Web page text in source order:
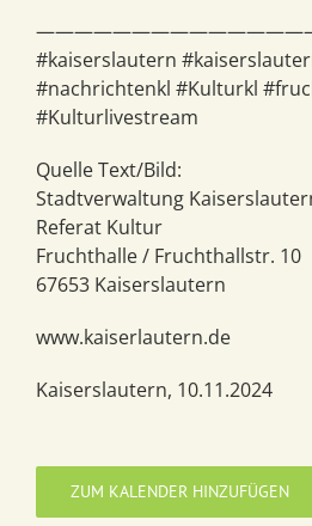
#kaiserslautern
#nachrichtenkl #Kulturkl
#Kulturlivestream
Quelle Text/Bild:
Stadtverwaltung
Referat Kultur
Fruchthalle / Fruchthallstr. 10
67653 Kaiserslautern
www.kaiserlautern.de
Kaiserslautern, 10.11.2024
ZUM KALENDER HINZUFÜGEN